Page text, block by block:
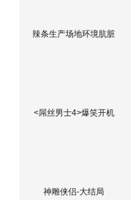
辣条生产场地环境肮脏
<屌丝男士4>爆笑开机
神雕侠侣-大结局